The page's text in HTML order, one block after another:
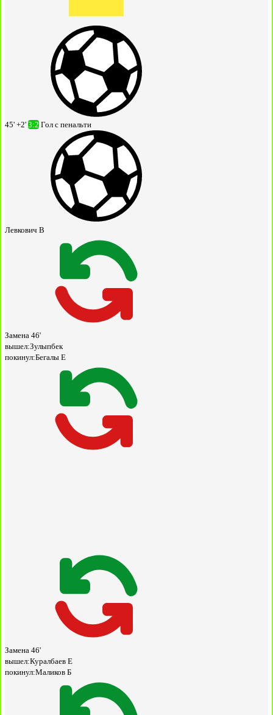
45' +2' 3:2 Гол с пенальти
Левкович В
Замена 46'
вышел:Зулыпбек
покинул:Бегалы Е
Замена 46'
вышел:Куралбаев Е
покинул:Маликов Б